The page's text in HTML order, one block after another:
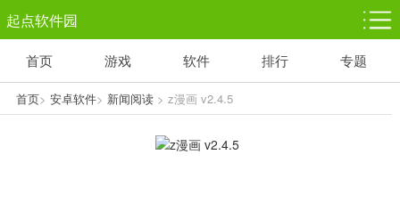
起点软件园
塔防游戏
1千+款游戏
休闲益智
1万+款游戏
体育竞技
5百+款游戏
赛车竞速
首页 游戏 软件 排行 专题
首页> 安卓软件> 新闻阅读> z漫画 v2.4.5